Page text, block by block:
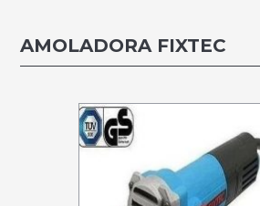
AMOLADORA FIXTEC